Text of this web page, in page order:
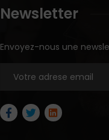
Newsletter
Envoyez-nous une